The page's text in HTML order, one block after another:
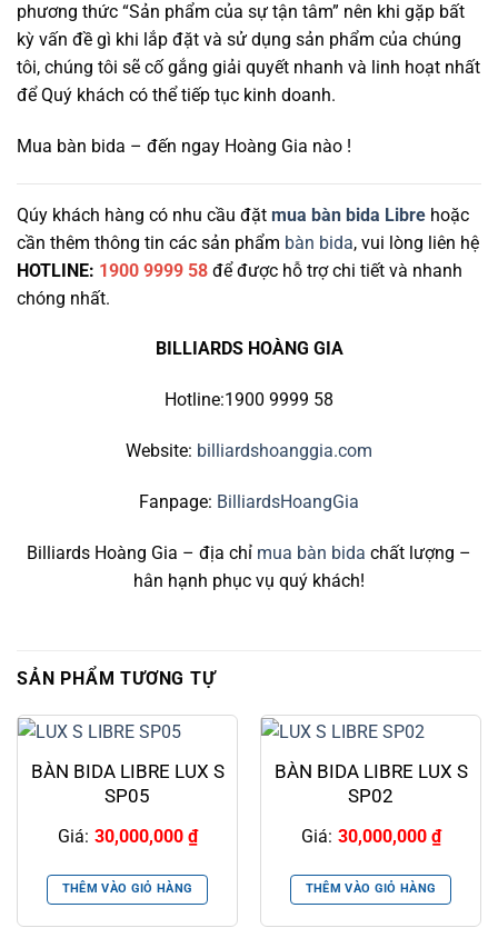
phương thức “Sản phẩm của sự tận tâm” nên khi gặp bất
kỳ vấn đề gì khi lắp đặt và sử dụng sản phẩm của chúng
tôi, chúng tôi sẽ cố gắng giải quyết nhanh và linh hoạt nhất
để Quý khách có thể tiếp tục kinh doanh.
Mua bàn bida – đến ngay Hoàng Gia nào !
Qúy khách hàng có nhu cầu đặt mua bàn bida Libre hoặc
cần thêm thông tin các sản phẩm bàn bida, vui lòng liên hệ
HOTLINE: 1900 9999 58 để được hỗ trợ chi tiết và nhanh
chóng nhất.
BILLIARDS HOÀNG GIA
Hotline:1900 9999 58
Website: billiardshoanggia.com
Fanpage: BilliardsHoangGia
Billiards Hoàng Gia – địa chỉ mua bàn bida chất lượng –
hân hạnh phục vụ quý khách!
SẢN PHẨM TƯƠNG TỰ
BÀN BIDA LIBRE LUX S
SP05
Giá: 30,000,000 ₫
THÊM VÀO GIỎ HÀNG
BÀN BIDA LIBRE LUX S
SP02
Giá: 30,000,000 ₫
THÊM VÀO GIỎ HÀNG